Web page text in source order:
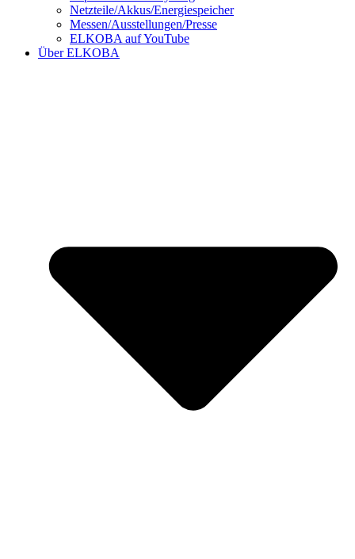
Netzteile/Akkus/Energiespeicher
Messen/Ausstellungen/Presse
ELKOBA auf YouTube
Über ELKOBA